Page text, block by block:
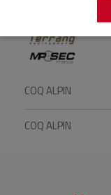
COQ ALPIN
COQ ALPIN